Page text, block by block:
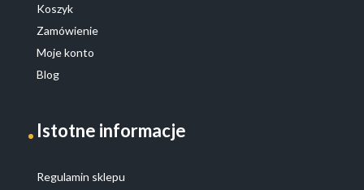
Koszyk
Zamówienie
Moje konto
Blog
Istotne informacje
Regulamin sklepu